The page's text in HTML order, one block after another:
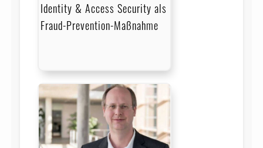
Identity & Access Security als
Fraud-Prevention-Maßnahme